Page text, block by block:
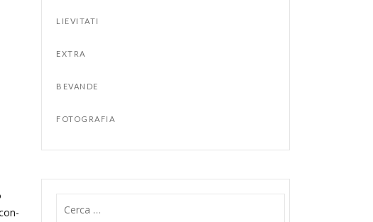
LIEVITATI
EXTRA
BEVANDE
FOTOGRAFIA